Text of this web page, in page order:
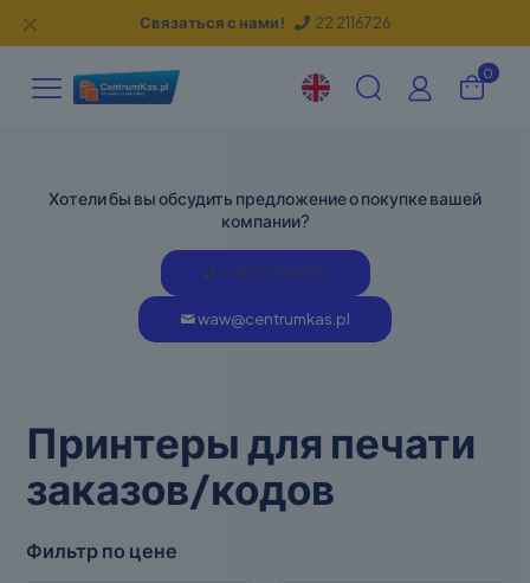
Связаться с нами! 22 2116726
✕
0
Хотели бы вы обсудить предложение о покупке вашей
компании?
+48 22 2116726
waw@centrumkas.pl
Принтеры для печати
заказов/кодов
Фильтр по цене